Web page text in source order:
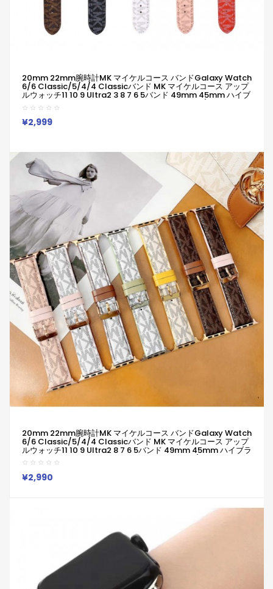
20mm 22mm腕時計MK マイケルコース バンドGalaxy Watch
6/6 Classic/5/4/4 Classicバンド MK マイケルコース アップ
ルウォッチ11 10 9 Ultra2 3 8 7 6 5バンド 49mm 45mm ハイブ
ランド柔らかい 通気性 防水 防汗 男女兼用 Galaxy/appleなど
ウォッチ対応
¥2,999
20mm 22mm腕時計MK マイケルコース バンドGalaxy Watch
6/6 Classic/5/4/4 Classicバンド MK マイケルコース アップ
ルウォッチ11 10 9 Ultra2 8 7 6 5バンド 49mm 45mm ハイブラ
ンド柔らかい 通気性 防水 防汗 男女兼用 Galaxy/appleなどウ
ォッチ対応
¥2,990